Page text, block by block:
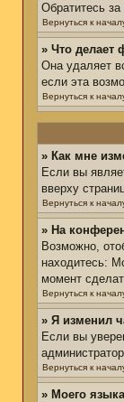
Обратитесь
Вернуться к
» Что делает
Она удаляет
если эта
Вернуться к
» Как мне
Если вы
вверху
Вернуться к
» На
Возможно,
находитесь:
момент
Вернуться к
» Я изменил
Если вы
Вернуться к
» Моего